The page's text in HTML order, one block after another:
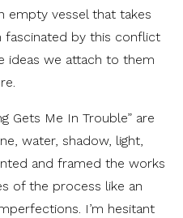
empty vessel that takes
fascinated by this conflict
ideas we attach to them
Gets Me In Trouble” are
water, shadow, light,
and framed the works
of the process like an
I’m hesitant